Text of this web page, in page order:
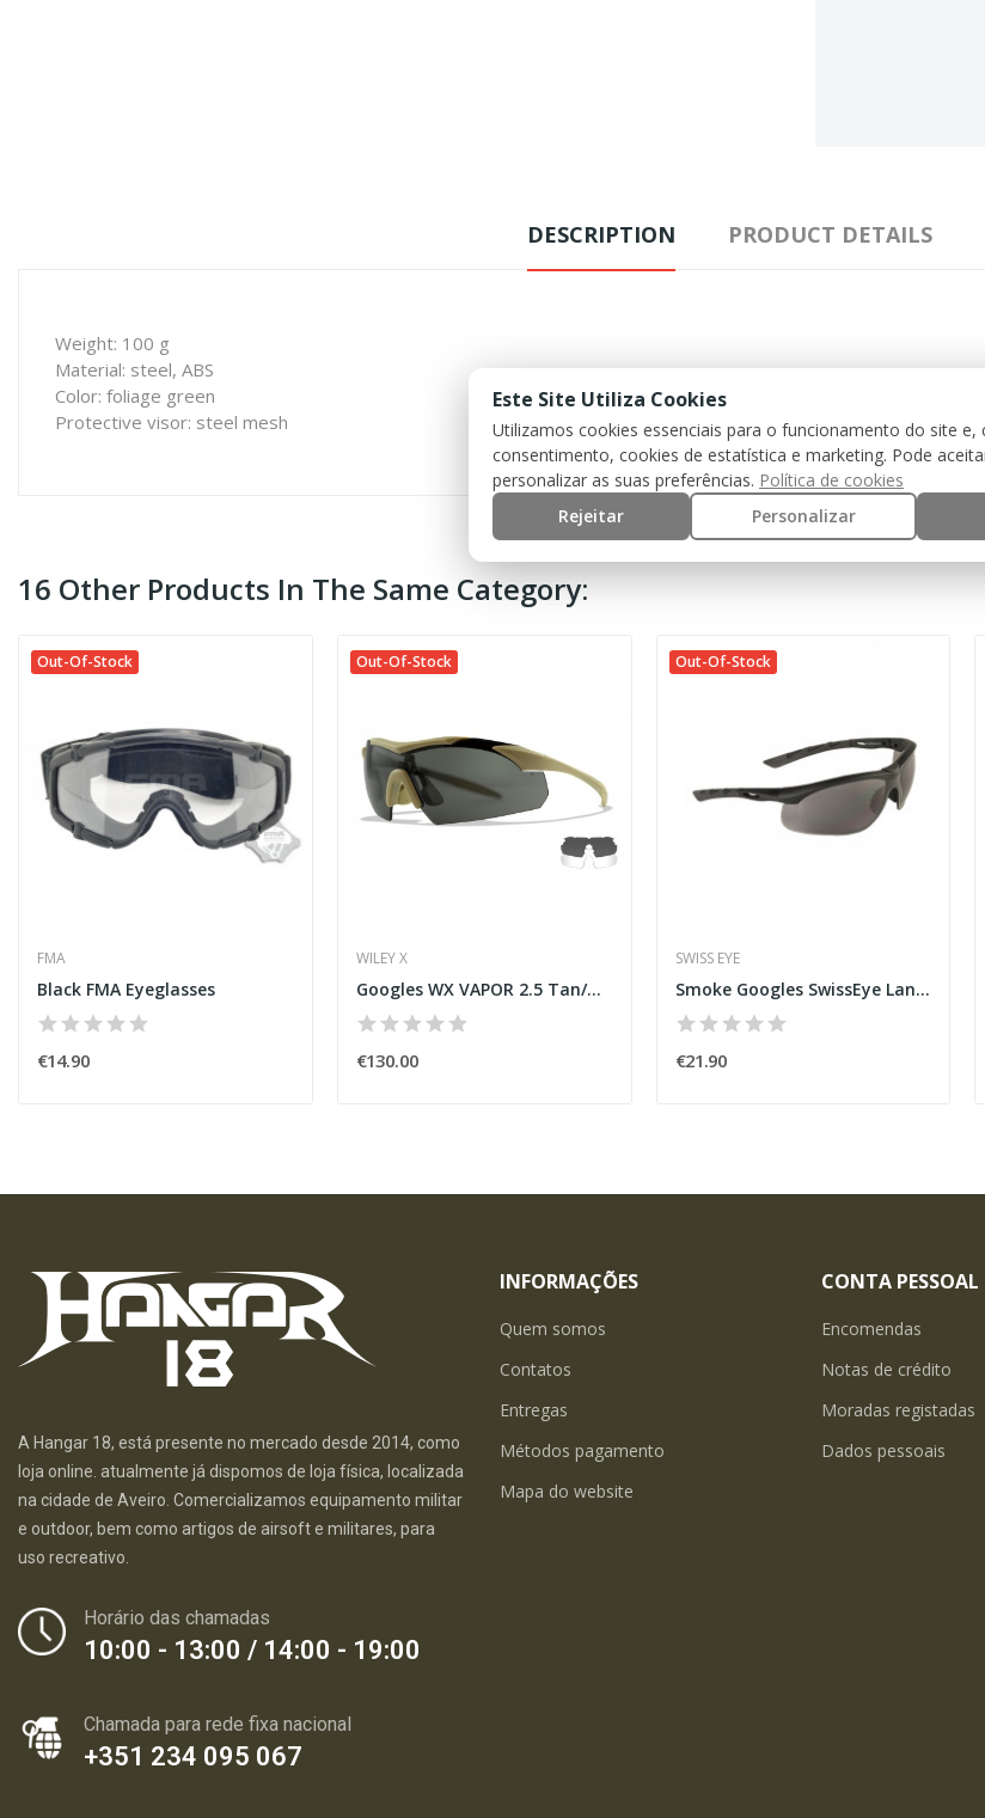
DESCRIPTION PRODUCT DETAILS
Weight: 100 g
Material: steel, ABS
Color: foliage green
Protective visor: steel mesh
16 Other Products In The Same Category:
Out-Of-Stock
FMA
Black FMA Eyeglasses
€14.90
Out-Of-Stock
WILEY X
Googles WX VAPOR 2.5 Tan/Grey and Clear Lens...
€130.00
Out-Of-Stock
SWISS EYE
Smoke Googles SwissEye Lancer
€21.90
A Hangar 18, está presente no mercado desde 2014, como
loja online. atualmente já dispomos de loja física, localizada
na cidade de Aveiro. Comercializamos equipamento militar
e outdoor, bem como artigos de airsoft e militares, para
uso recreativo.
Horário das chamadas
10:00 - 13:00 / 14:00 - 19:00
Chamada para rede fixa nacional
+351 234 095 067
INFORMAÇÕES
Quem somos
Contatos
Entregas
Métodos pagamento
Mapa do website
CONTA PESSOAL
Encomendas
Notas de crédito
Moradas registadas
Dados pessoais
Este Site Utiliza Cookies
Utilizamos cookies essenciais para o funcionamento do site e,
consentimento, cookies de estatística e marketing. Pode
personalizar as suas preferências. Política de cookies
Rejeitar
Personalizar